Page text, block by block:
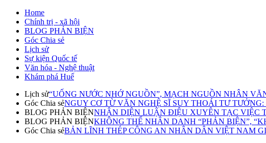
Home
Chính trị - xã hội
BLOG PHẢN BIỆN
Góc Chia sẻ
Lịch sử
Sự kiện Quốc tế
Văn hóa - Nghệ thuật
Khám phá Huế
Lịch sử“UỐNG NƯỚC NHỚ NGUỒN”, MẠCH NGUỒN NHÂN
Góc Chia sẻNGUY CƠ TỪ VĂN NGHỆ SĨ SUY THOÁI TƯ
BLOG PHẢN BIỆNNHẬN DIỆN LUẬN ĐIỆU XUYÊN TẠC VIỆC
BLOG PHẢN BIỆNKHÔNG THỂ NHÂN DANH “PHẢN BIỆN”,
Góc Chia sẻBẢN LĨNH THÉP CÔNG AN NHÂN DÂN VIỆT NAM